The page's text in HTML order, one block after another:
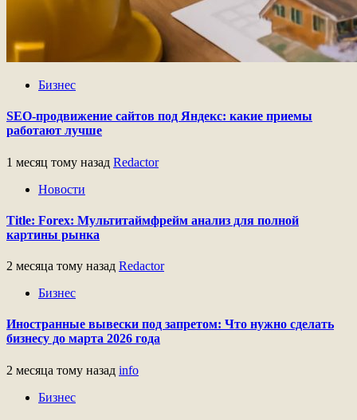
Бизнес
SEO-продвижение сайтов под Яндекс: какие приемы
работают лучше
1 месяц тому назад Redactor
Новости
Title: Forex: Мультитаймфрейм анализ для полной
картины рынка
2 месяца тому назад Redactor
Бизнес
Иностранные вывески под запретом: Что нужно сделать
бизнесу до марта 2026 года
2 месяца тому назад info
Бизнес